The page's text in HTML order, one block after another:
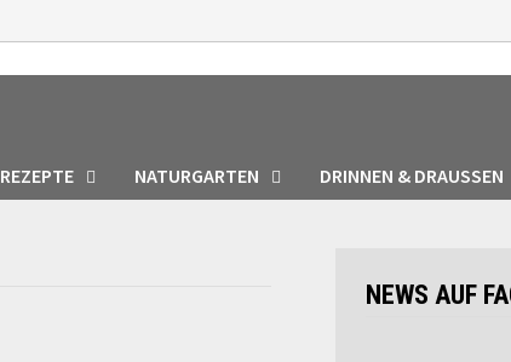
REZEPTE NATURGARTEN DRINNEN & DRAUSSEN
NEWS AUF